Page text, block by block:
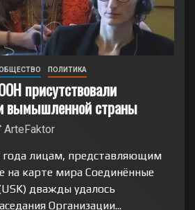
ПОЛИТИКА
присутствовали
вымышленной страны
ArteFaktor
года лицам, представляющим
на карте мира Соединённые
дважды удалось
Организации...